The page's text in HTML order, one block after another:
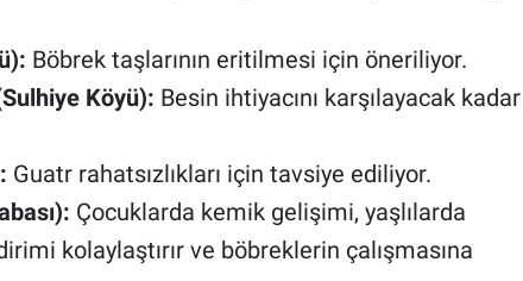
Böbrek taşlarının eritilmesi için öneriliyor.
Köyü): Besin ihtiyacını karşılayacak kadar
Guatr rahatsızlıkları için tavsiye ediliyor.
Çocuklarda kemik gelişimi, yaşlılarda
kolaylaştırır ve böbreklerin çalışmasına